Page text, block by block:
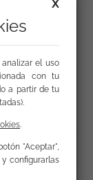
X
el uso
con tu
a partir de tu
.
"Aceptar",
configurarlas